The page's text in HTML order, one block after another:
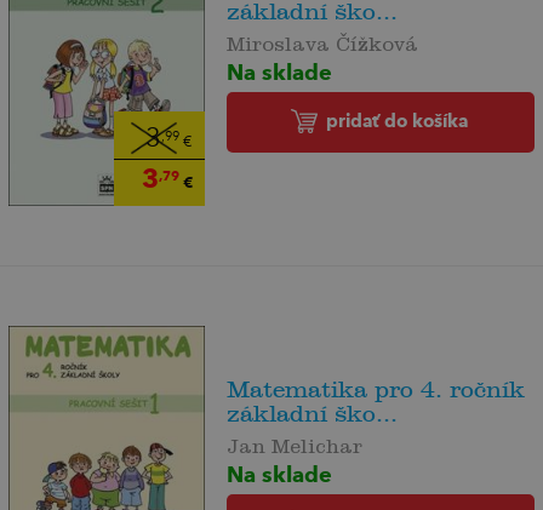
3,99 €
3,79€
základní ško...
Miroslava Čížková
Na sklade
pridať do košíka
Matematika pro 4. ročník
základní ško...
Jan Melichar
Na sklade